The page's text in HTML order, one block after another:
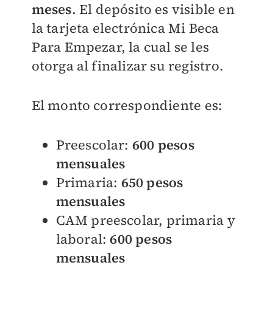
meses. El depósito es visible en
la tarjeta electrónica Mi Beca
Para Empezar, la cual se les
otorga al finalizar su registro.
El monto correspondiente es:
Preescolar: 600 pesos
mensuales
Primaria: 650 pesos
mensuales
CAM preescolar, primaria y
laboral:600 pesos
mensuales